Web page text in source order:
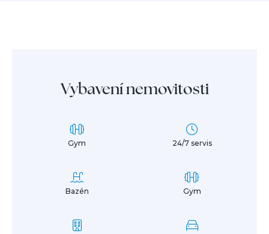
Vybavení nemovitosti
Gym 24/7 servis
Bazén Gym